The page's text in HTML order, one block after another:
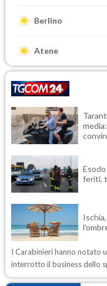
Berlino
Atene
feriti,
I Carabinieri hanno notato
interrotto il business dello